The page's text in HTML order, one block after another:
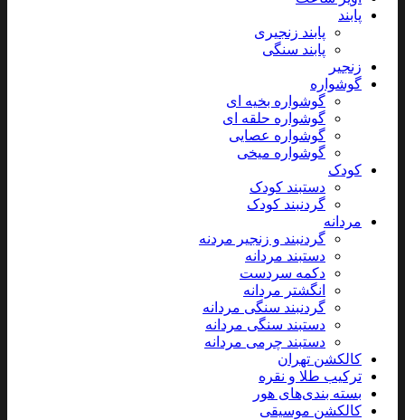
پابند
پابند زنجیری
پابند سنگی
زنجیر
گوشواره
گوشواره بخیه ای
گوشواره حلقه ای
گوشواره عصایی
گوشواره میخی
کودک
دستبند کودک
گردنبند کودک
مردانه
گردنبند و زنجیر مردنه
دستبند مردانه
دکمه سردست
انگشتر مردانه
گردنبند سنگی مردانه
دستبند سنگی مردانه
دستبند چرمی مردانه
کالکشن تهران
ترکیب طلا و نقره
بسته بندی‌های هور
کالکشن موسیقی